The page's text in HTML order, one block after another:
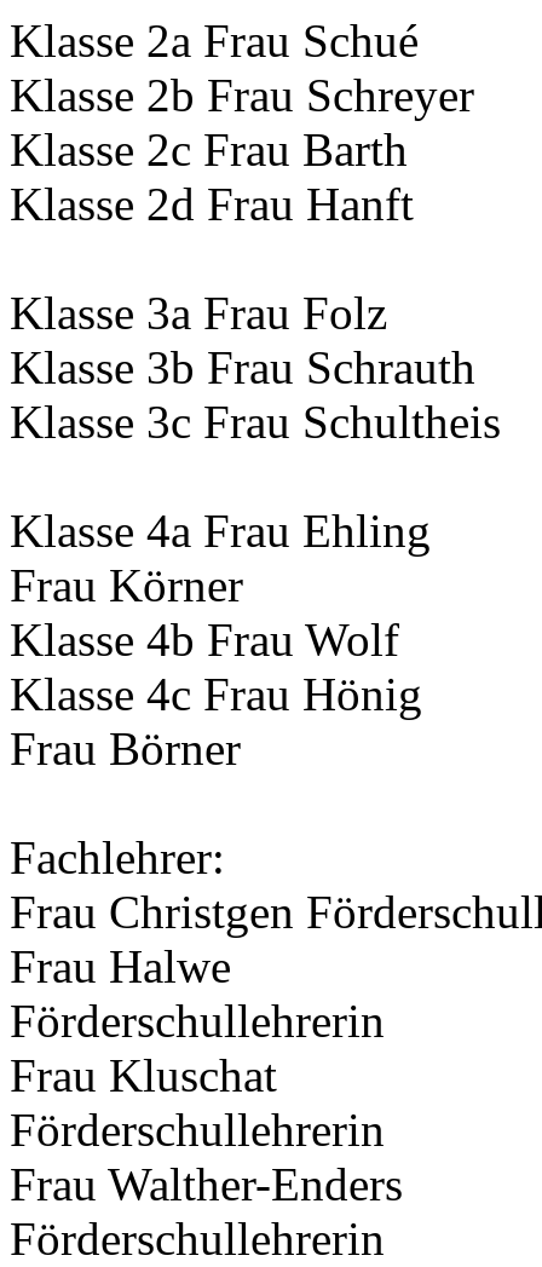
Klasse 2a Frau Schué
Klasse 2b Frau Schreyer
Klasse 2c Frau Barth
Klasse 2d Frau Hanft
Klasse 3a Frau Folz
Klasse 3b Frau Schrauth
Klasse 3c Frau Schultheis
Klasse 4a Frau Ehling
Frau Körner
Klasse 4b Frau Wolf
Klasse 4c Frau Hönig
Frau Börner
Fachlehrer:
Frau Christgen
Frau Halwe
Förderschullehrerin
Frau Kluschat
Förderschullehrerin
Frau Walther-Enders
Förderschullehrerin